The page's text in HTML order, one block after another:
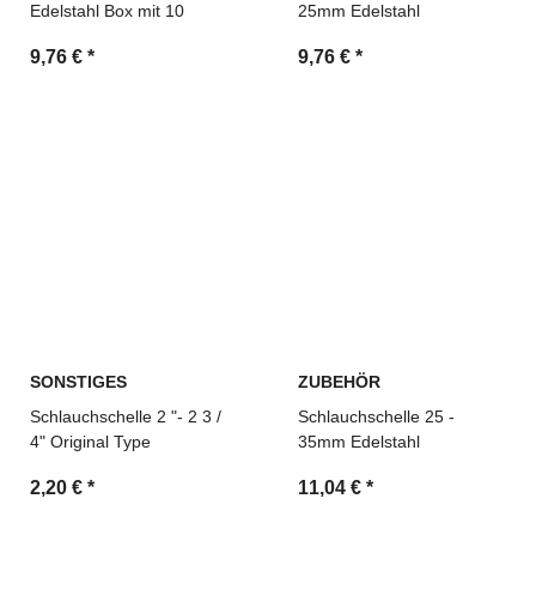
Edelstahl Box mit 10
9,76 € *
25mm Edelstahl
9,76 € *
SONSTIGES
Schlauchschelle 2 "- 2 3 /
4" Original Type
2,20 € *
ZUBEHÖR
Schlauchschelle 25 -
35mm Edelstahl
11,04 € *